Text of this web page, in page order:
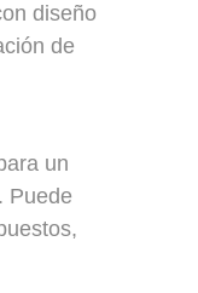
diseño
de
un
Puede